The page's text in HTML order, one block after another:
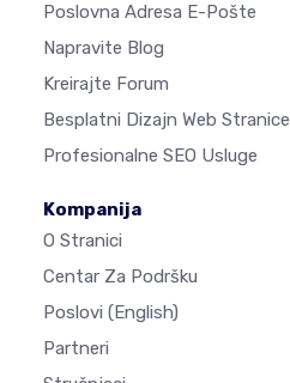
Poslovna Adresa E-Pošte
Napravite Blog
Kreirajte Forum
Besplatni Dizajn Web Stranice
Profesionalne SEO Usluge
Kompanija
O Stranici
Centar Za Podršku
Poslovi (English)
Partneri